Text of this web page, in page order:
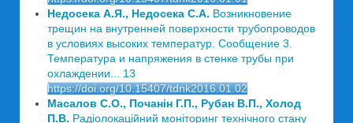
Недосека А.Я., Недосека С.А. Возникновение
трещин на внутренней поверхности трубопроводов
в условиях высоких температур. Сообщение 3.
Температура и напряжения в стенке трубы при
охлаждении... 13
https://doi.org/10.15407/tdnk2016.01.02
Масалов С.О., Почанін Г.П., Рубан В.П., Холод
П.В. Радіолокаційний моніторинг технічного стану